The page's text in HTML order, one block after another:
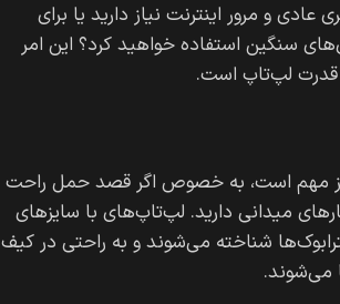
عادی و مرور اینترنت نیاز دارید یا برای
سنگین استفاده خواهید کرد؟ این امر
قدرت لپ‌تاپ است.
مهم است، به خصوص اگر قصد حمل راحت
میدانی دارید. لپ‌تاپ‌های با سایز‌های
شناخته می‌شوند و به راحتی در کیف
می‌شوند.